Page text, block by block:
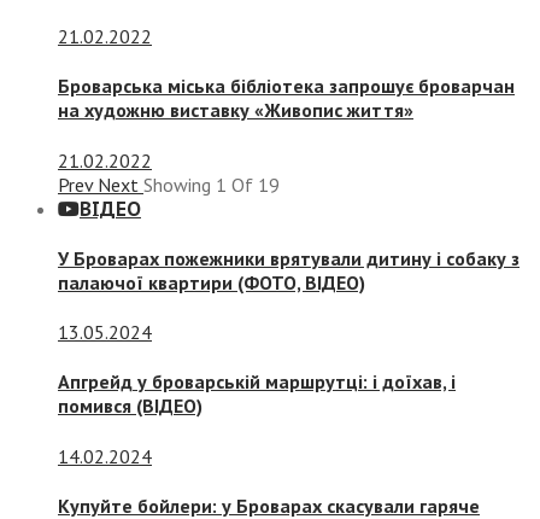
21.02.2022
Броварська міська бібліотека запрошує броварчан
на художню виставку «Живопис життя»
21.02.2022
Prev Next Showing 1 Of 19
ВІДЕО
У Броварах пожежники врятували дитину і собаку з
палаючої квартири (ФОТО, ВІДЕО)
13.05.2024
Апгрейд у броварській маршрутці: і доїхав, і
помився (ВІДЕО)
14.02.2024
Купуйте бойлери: у Броварах скасували гаряче